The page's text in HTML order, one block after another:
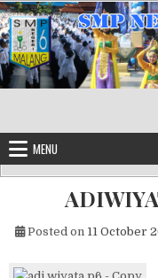
Skip to content
MENU
Posted on 11 October